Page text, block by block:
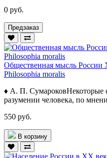
0 руб.
Предзаказ
Общественная мысль России
Philosophia moralis
♦ А. П. СумароковНекоторые
разумении человека, по
550 руб.
В корзину